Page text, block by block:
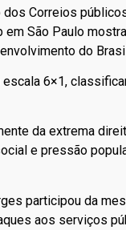
Correios
em São Paulo
do
6×1,
da extrema
e pressão
participou da
aos serviços